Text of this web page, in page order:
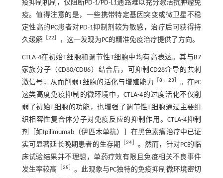
疫抑制机制，仅阻断PD-1/PD-L1通路难以充分激活抗肿瘤免
疫。值得注意的是，一些携带特定基因突变或微卫星不稳
定性高的PC患者对PD-1抑制剂较为敏感，治疗后可获得持
久缓解
22 ，这一发现为PC的精准免疫治疗提供了方向。
CTLA-4在初始T细胞和调节性T细胞中均有高表达。其与B7
家族分子（CD80/CD86）结合后，可抑制CD28介导的共刺
激信号，从而削弱T细胞的活化与增殖能力 ［8 ，23
。在PC
这类高度免疫抑制的微环境中，CTLA-4的过度活化不仅削
弱了初始T细胞的功能，也增强了调节性T细胞通过主要组
织相容性复合体分子对免疫反应的抑制作用。CTLA-4抑制
剂［如Ipilimumab（伊匹木单抗）］在黑色素瘤治疗中已证
实可显著延长晚期患者的生存期
［24
。然而，针对PC的临
床试验结果并不理想，单药疗效有限且免疫相关不良事件
发生率较高
25
。此现象与PC独特的免疫抑制微环境密切